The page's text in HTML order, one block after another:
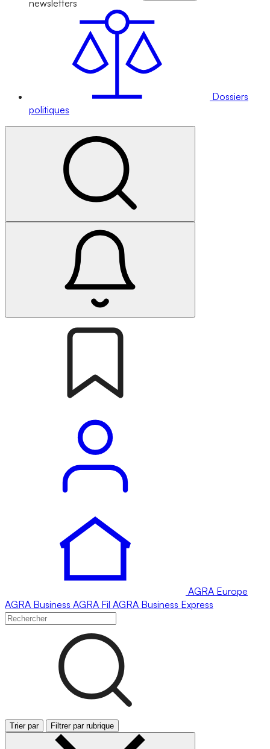
newsletters
Dossiers
politiques
AGRA Europe
AGRA Business AGRA Fil AGRA Business Express
Trier par Filtrer par rubrique